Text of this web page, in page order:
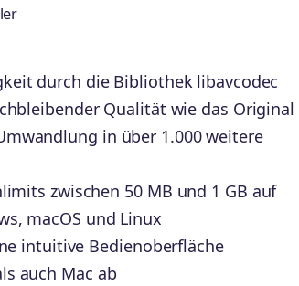
durch die Bibliothek libavcodec
Qualität wie das Original
in über 1.000 weitere
zwischen 50 MB und 1 GB auf
macOS und Linux
intuitive Bedienoberfläche
auch Mac ab